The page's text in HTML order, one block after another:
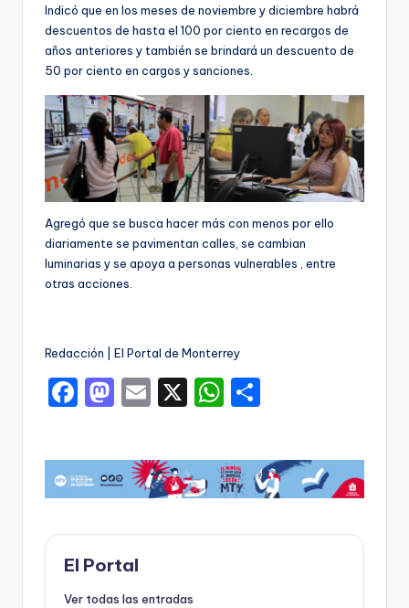
Indicó que en los meses de noviembre y diciembre habrá
descuentos de hasta el 100 por ciento en recargos de
años anteriores y también se brindará un descuento de
50 por ciento en cargos y sanciones.
Agregó que se busca hacer más con menos por ello
diariamente se pavimentan calles, se cambian
luminarias y se apoya a personas vulnerables , entre
otras acciones.
Redacción | El Portal de Monterrey
F
c
e
b
o
o
k
M
st
o
d
o
n
E
ai
l
X
W
a
ts
A
p
m
p
ar
ti
El Portal
Ver todas las entradas